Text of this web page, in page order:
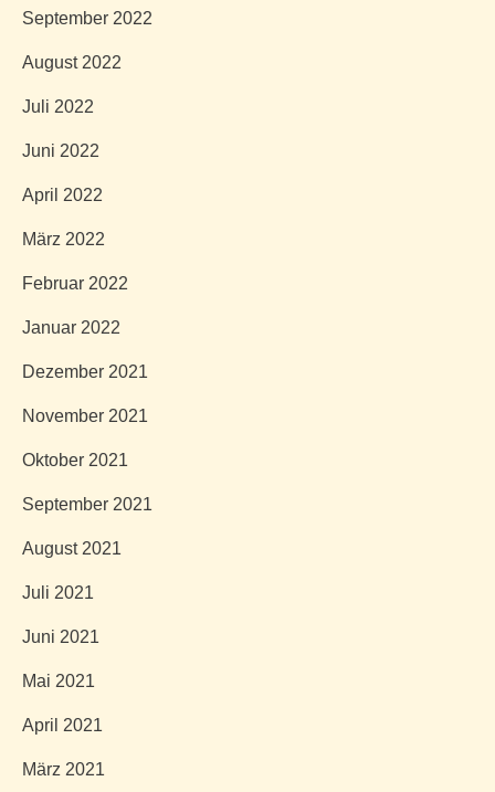
September 2022
August 2022
Juli 2022
Juni 2022
April 2022
März 2022
Februar 2022
Januar 2022
Dezember 2021
November 2021
Oktober 2021
September 2021
August 2021
Juli 2021
Juni 2021
Mai 2021
April 2021
März 2021